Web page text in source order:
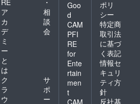
RE
ア
カ
デ
ミ
ー
と
は
・
相
談
会
ク
ラ
ウ
サ
ポ
ー
Goo
d
CAM
PFI
RE
for
Ente
rtain
men
t
ポリ
シー
特定商
取引法
に基づ
く表記
情報セ
キュリ
ティ方
針
反社基